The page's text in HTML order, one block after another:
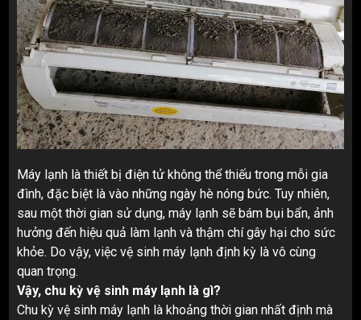
Máy lạnh là thiết bị điện tử không thể thiếu trong mỗi gia
đình, đặc biệt là vào những ngày hè nóng bức. Tuy nhiên,
sau một thời gian sử dụng, máy lạnh sẽ bám bụi bẩn, ảnh
hưởng đến hiệu quả làm lạnh và thậm chí gây hại cho sức
khỏe. Do vậy, việc vệ sinh máy lạnh định kỳ là vô cùng
quan trọng.
Vậy, chu kỳ vệ sinh máy lạnh là gì?
Chu kỳ vệ sinh máy lạnh là khoảng thời gian nhất định mà